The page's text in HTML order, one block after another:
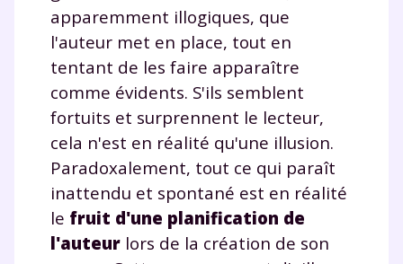
apparemment illogiques, que
l'auteur met en place, tout en
tentant de les faire apparaître
comme évidents. S'ils semblent
fortuits et surprennent le lecteur,
cela n'est en réalité qu'une illusion.
Paradoxalement, tout ce qui paraît
inattendu et spontané est en réalité
le fruit d'une planification de
l'auteur lors de la création de son